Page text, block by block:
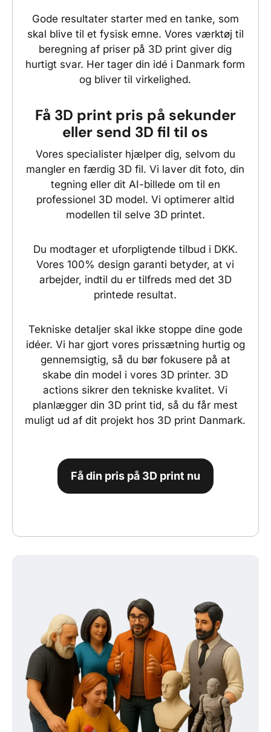
Gode resultater starter med en tanke, som
skal blive til et fysisk emne. Vores værktøj til
beregning af priser på 3D print giver dig
hurtigt svar. Her tager din idé i Danmark form
og bliver til virkelighed.
Få 3D print pris på sekunder
eller send 3D fil til os
Vores specialister hjælper dig, selvom du
mangler en færdig 3D fil. Vi laver dit foto, din
tegning eller dit AI-billede om til en
professionel 3D model. Vi optimerer altid
modellen til selve 3D printet.
Du modtager et uforpligtende tilbud i DKK.
Vores 100% design garanti betyder, at vi
arbejder, indtil du er tilfreds med det 3D
printede resultat.
Tekniske detaljer skal ikke stoppe dine gode
idéer. Vi har gjort vores prissætning hurtig og
gennemsigtig, så du bør fokusere på at
skabe din model i vores 3D printer. 3D
actions sikrer den tekniske kvalitet. Vi
planlægger din 3D print tid, så du får mest
muligt ud af dit projekt hos 3D print Danmark.
Få din pris på 3D print nu